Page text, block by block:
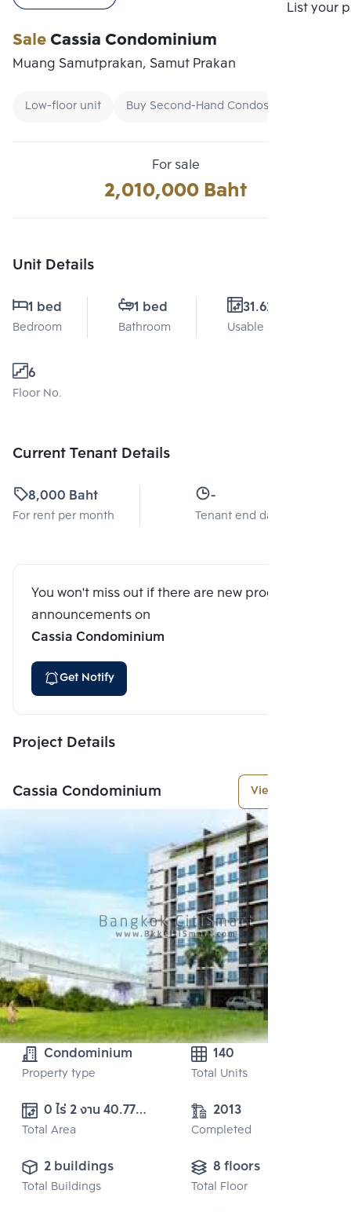
List your
SaleCassia Condominium
Muang Samutprakan, Samut Prakan
Low-floor unit Buy Second-Hand Condos
For sale
2,010,000 Baht
Unit Details
1 bed
Bedroom
1 bed
Bathroom
31.62 Sq.m.
Usable area
6
Floor No.
Current Tenant Details
8,000 Baht
For rent per month
-
Tenant end date
You won't miss out if there are new program
announcements on
Cassia Condominium
Get Notify
Project Details
Cassia Condominium View More
Condominium
Property type
140
Total Units
0 ไร่ 2 งาน 40.77
ตารางวา (240.77
Total Area
2013
Completed
2 buildings
Total Buildings
8 floors
Total Floor